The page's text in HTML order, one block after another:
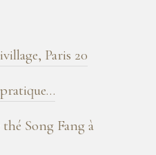
Paris 20
Song Fang à